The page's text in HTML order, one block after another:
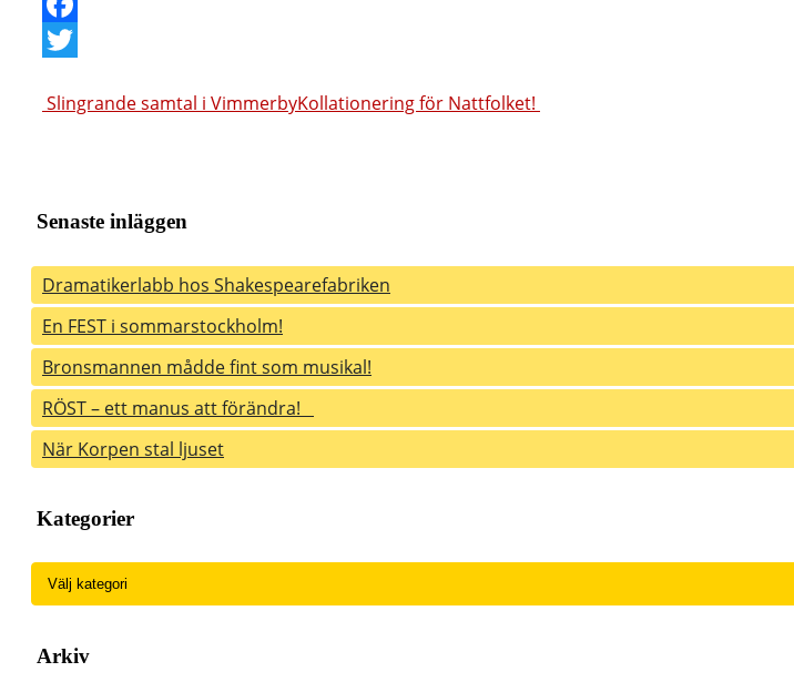
Facebook
Inläggsnavigering
Slingrande samtal i VimmerbyKollationering för Nattfolket!
Senaste inläggen
Dramatikerlabb hos Shakespearefabriken
En FEST i sommarstockholm!
Bronsmannen mådde fint som musikal!
RÖST – ett manus att förändra!
När Korpen stal ljuset
Kategorier
Kategorier
Arkiv